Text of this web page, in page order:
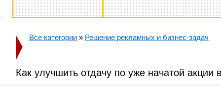
Все категории » Решение рекламных и бизнес-задач
Как улучшить отдачу по уже начатой акции